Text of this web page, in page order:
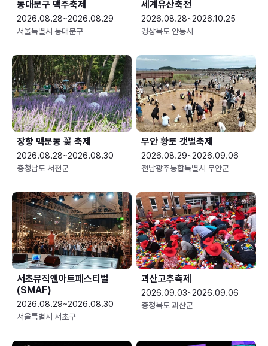
동대문구 맥주축제
2026.08.28~2026.08.29
서울특별시 동대문구
세계유산축전
2026.08.28~2026.10.25
경상북도 안동시
장항 맥문동 꽃 축제
2026.08.28~2026.08.30
충청남도 서천군
무안 황토 갯벌축제
2026.08.29~2026.09.06
전남광주통합특별시 무안군
서초뮤직앤아트페스티벌
(SMAF)
2026.08.29~2026.08.30
서울특별시 서초구
괴산고추축제
2026.09.03~2026.09.06
충청북도 괴산군